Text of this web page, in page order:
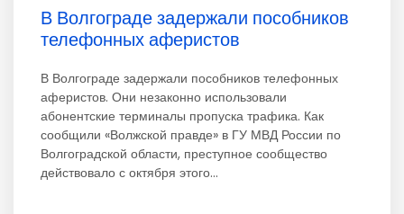
В Волгограде задержали пособников
телефонных аферистов
В Волгограде задержали пособников телефонных
аферистов. Они незаконно использовали
абонентские терминалы пропуска трафика. Как
сообщили «Волжской правде» в ГУ МВД России по
Волгоградской области, преступное сообщество
действовало с октября этого...